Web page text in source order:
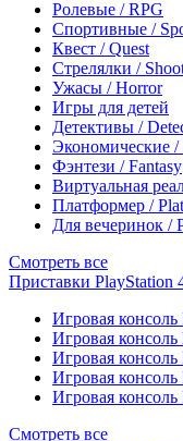
Ролевые / RPG
Спортивные /
Квест / Quest
Стрелялки /
Ужасы / Horror
Игры для детей
Детективы /
Экономические /
Фэнтези / Fantasy
Виртуальная
Платформер /
Для вечеринок /
Смотреть все
Приставки PlayStation
Игровая
Игровая
Игровая
Игровая
Игровая
Смотреть все